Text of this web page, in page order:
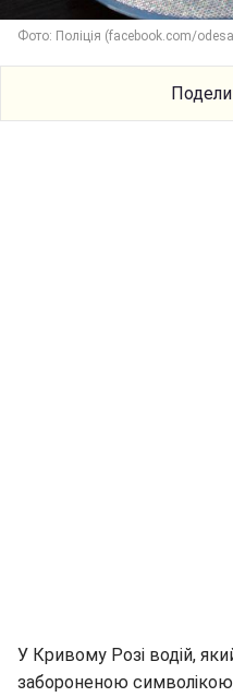
Фото: Поліція (facebook.com/
У Кривому Розі водій,
забороненою